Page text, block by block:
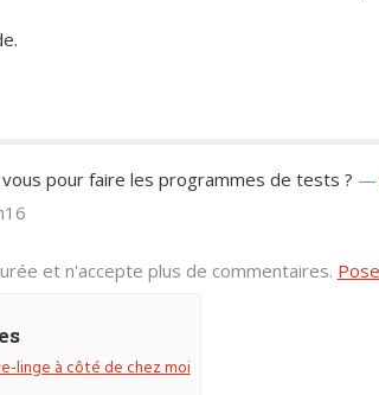
pour faire les programmes de tests ? —
et n'accepte plus de commentaires.
linge à côté de chez moi